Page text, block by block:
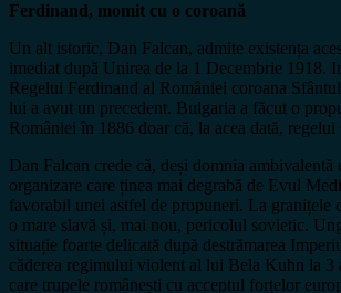
Ferdinand, momit cu o coroană
Un alt istoric, Dan Falcan, admite existența
imediat după Unirea de la 1 Decembrie 1918.
Regelui Ferdinand al României coroana
lui a avut un precedent. Bulgaria a făcut o
României în 1886 doar că, la acea dată,
Dan Falcan crede că, deși domnia ambivalentă
organizare care ținea mai degrabă de Evul
favorabil unei astfel de propuneri. La granițele
o mare slavă și, mai nou, pericolul sovietic.
situație foarte delicată după destrămarea
căderea regimului violent al lui Bela Kuhn la 3
care trupele românești cu acceptul forțelor